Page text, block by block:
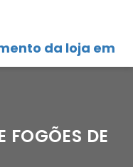
da loja em
FOGÕES DE